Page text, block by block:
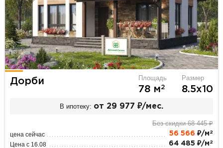
Дорби Площадь
78 м2
Размер
8.5х10
В ипотеку: от 29 977 ₽/мес.
Без скидки 68 445 ₽
цена сейчас 56 566 ₽/м 2
Цена с 16.08 64 485 ₽/м 2